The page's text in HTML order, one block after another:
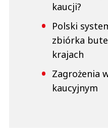
kaucji?
Polski
zbiórka
krajach
Zagrożenia
kaucyjnym